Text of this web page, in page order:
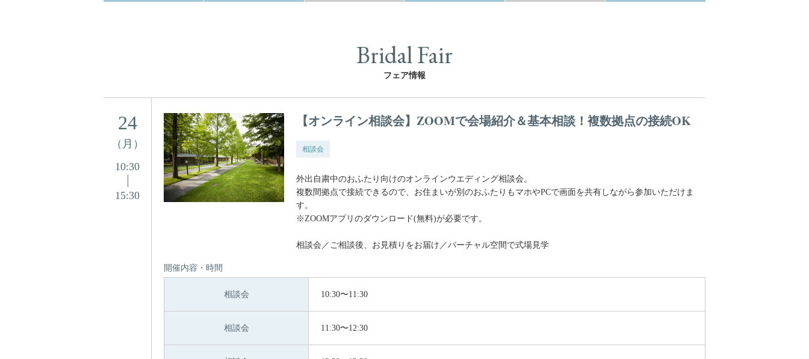
Bridal Fair
フェア情報
24
（月）
10:30
15:30
【オンライン相談会】ZOOMで会場紹介＆基本相談！複数拠点の接続OK
相談会
外出自粛中のおふたり向けのオンラインウエディング相談会。
複数間拠点で接続できるので、お住まいが別のおふたりもマホやPCで画面を共有しながら参加いただけま
す。
※ZOOMアプリのダウンロード(無料)が必要です。
相談会／ご相談後、お見積りをお届け／バーチャル空間で式場見学
開催内容・時間
相談会 10:30〜11:30
相談会 11:30〜12:30